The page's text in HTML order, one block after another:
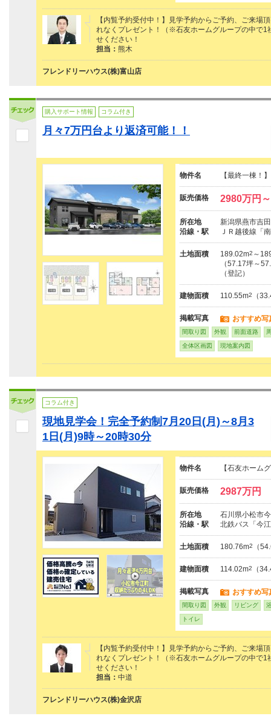
【内覧予約受付中！】見学予約からご予約、ご来場
れなくプレゼント！（※石友ホームグループの中で1
せください！
担当： 熊木
フレンドリーハウス(株)富山店
購入サポート情報 コラム付き
月々7万円台より返済可能！！
物件名 【最終一棟！
販売価格 2980万円
所在地
新潟県燕市吉
沿線・駅
ＪＲ越後線「
土地面積 189.02m2 ～
（57.17坪～
（登記）
建物面積 110.55m2 （
掲載写真 おすすめ写
間取り図 外観 前面道路
全体区画図 現地案内図
コラム付き
現地見学会！完全予約制7月20日(月)～8月3
1日(月)9時～20時30分
物件名 【石友ホー
販売価格 2987万円
所在地
石川県小松市
沿線・駅
北鉄バス「今
土地面積 180.76m2 （
建物面積 114.02m2 （
掲載写真 おすすめ写
間取り図 外観 リビング
トイレ
【内覧予約受付中！】見学予約からご予約、ご来場
れなくプレゼント！（※石友ホームグループの中で1
せください！
担当： 中道
フレンドリーハウス(株)金沢店